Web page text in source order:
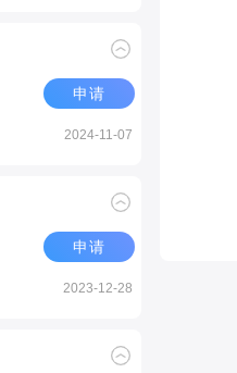
申请
2024-11-07
申请
2023-12-28